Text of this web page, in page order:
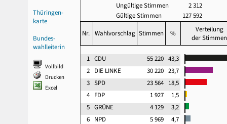
Thüringen-
karte
Bundes-
wahlleiterin
Vollbild
Drucken
Excel
Ungültige Stimmen
2 312
Gültige Stimmen
127 592
Nr. Wahlvorschlag Stimmen %
Verteilung
der Stimmen
1 CDU 55 220 43,3
2 DIE LINKE 30 220 23,7
3 SPD 23 564 18,5
4 FDP 1 927
1,5
5 GRÜNE 4 129
3,2
6 NPD 5 969
4,7